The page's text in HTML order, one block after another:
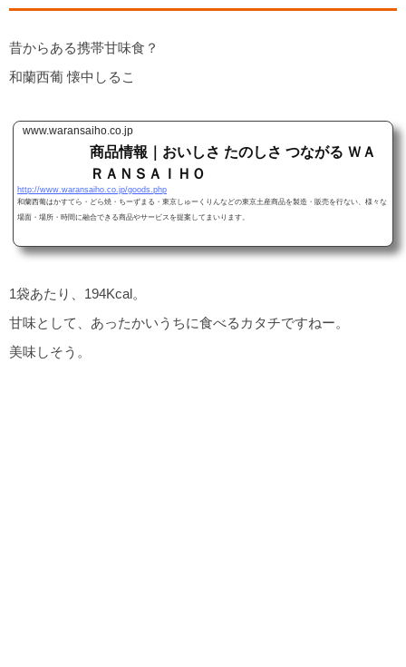
昔からある携帯甘味食？
和蘭西葡 懐中しるこ
www.waransaiho.co.jp
商品情報｜おいしさ たのしさ つながる ＷＡ
ＲＡＮＳＡＩＨＯ
http://www.waransaiho.co.jp/goods.php
和蘭西葡はかすてら・どら焼・ちーずまる・東京しゅーくりんなどの東京土産商品を製造・販売を行ない、様々な
場面・場所・時間に融合できる商品やサービスを提案してまいります。
1袋あたり、194Kcal。
甘味として、あったかいうちに食べるカタチですねー。
美味しそう。